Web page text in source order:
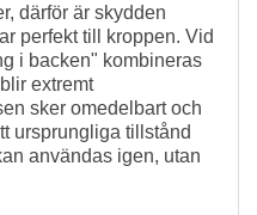
därför är skydden
perfekt till kroppen. Vid
i backen" kombineras
extremt
sker omedelbart och
ursprungliga tillstånd
användas igen, utan